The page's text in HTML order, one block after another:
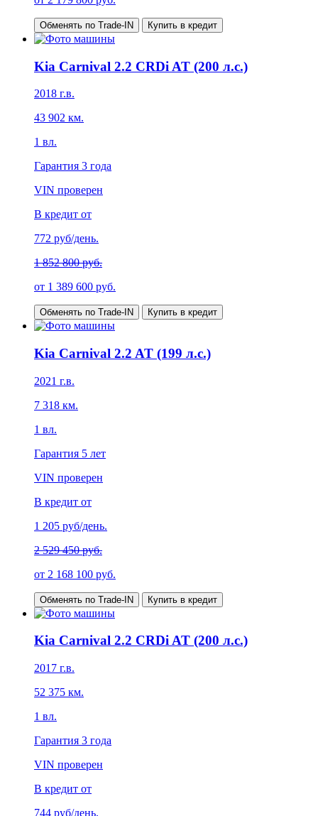
Обменять по Trade-IN Купить в кредит
Kia Carnival 2.2 CRDi AT (200 л.с.)
2018 г.в.
43 902 км.
1 вл.
Гарантия 3 года
VIN проверен
В кредит от
772 руб/день.
1 852 800 руб.
от 1 389 600 руб.
Обменять по Trade-IN Купить в кредит
Kia Carnival 2.2 AT (199 л.с.)
2021 г.в.
7 318 км.
1 вл.
Гарантия 5 лет
VIN проверен
В кредит от
1 205 руб/день.
2 529 450 руб.
от 2 168 100 руб.
Обменять по Trade-IN Купить в кредит
Kia Carnival 2.2 CRDi AT (200 л.с.)
2017 г.в.
52 375 км.
1 вл.
Гарантия 3 года
VIN проверен
В кредит от
744 руб/день.